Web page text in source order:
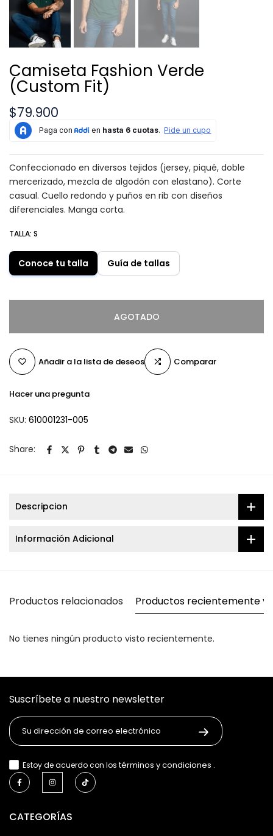
Camiseta Fashion Verde
(Custom Fit)
$79.900
Confeccionado en diversos tejidos (jersey, piqué, doble
mercerizado, mezcla de algodón con elastano). Corte
casual. Cuello redondo y puños en rib con diseños
diferenciales. Manga corta.
TALLA: S
Conoce tu talla Guía de tallas
AGOTADO
Añadir a la lista de deseos Comparar
Hacer una pregunta
SKU: 610001231-005
Share:
Descripcion
Información Adicional
Productos relacionados Productos recientemente
No tienes ningún producto visto recientemente.
Suscríbete a nuestro newsletter
Estoy de acuerdo con lostérminos y condiciones .
CATEGORÍAS